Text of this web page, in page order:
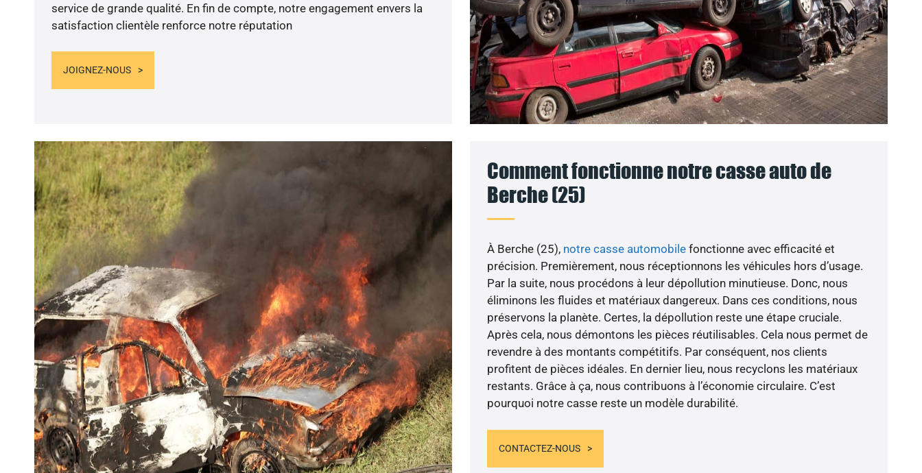
service de grande qualité. En fin de compte, notre engagement envers la
satisfaction clientèle renforce notre réputation
JOIGNEZ-NOUS
Comment fonctionne notre casse auto de
Berche (25)
À Berche (25), notre casse automobile fonctionne avec efficacité et
précision. Premièrement, nous réceptionnons les véhicules hors d’usage.
Par la suite, nous procédons à leur dépollution minutieuse. Donc, nous
éliminons les fluides et matériaux dangereux. Dans ces conditions, nous
préservons la planète. Certes, la dépollution reste une étape cruciale.
Après cela, nous démontons les pièces réutilisables. Cela nous permet de
revendre à des montants compétitifs. Par conséquent, nos clients
profitent de pièces idéales. En dernier lieu, nous recyclons les matériaux
restants. Grâce à ça, nous contribuons à l’économie circulaire. C’est
pourquoi notre casse reste un modèle durabilité.
CONTACTEZ-NOUS